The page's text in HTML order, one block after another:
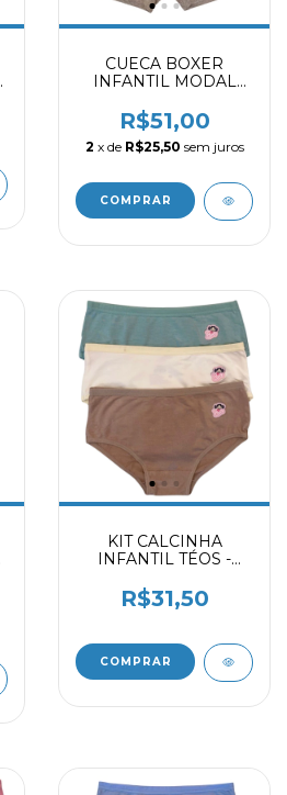
CUECA BOXER
INFANTIL MODAL
PAVÃO - MESCLA
2031403
R$51,00
2 x de R$25,50 sem juros
COMPRAR
KIT CALCINHA
INFANTIL TÉOS -
CHOCOLATE 2059403
R$31,50
COMPRAR